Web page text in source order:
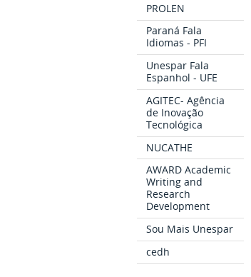
PROLEN
Paraná Fala
Idiomas - PFI
Unespar Fala
Espanhol - UFE
AGITEC- Agência
de Inovação
Tecnológica
NUCATHE
AWARD Academic
Writing and
Research
Development
Sou Mais Unespar
cedh